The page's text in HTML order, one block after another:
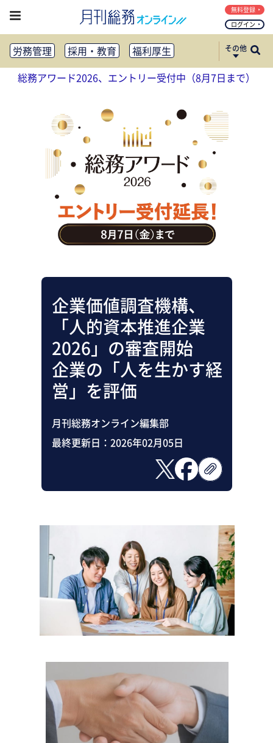
ログイン
無料登録
労務管理 採用・教育
福利厚生
健康経営
働き方改革
法務・コンプライアンス
リスクマネジメント・BCP
社外・社内広報
社外・社内コミュニケーション活性化
FM・オフィス移転
CSR・SDGs
テクノロジー活用・DX
助成金・補助金・コスト削減
アウトソーシング・BPO
調査・レポート
その他
総務アワード2026、エントリー受付中（8月7日まで）
企業価値調査機構、
「人的資本推進企業
2026」の審査開始
企業の「人を生かす経
営」を評価
月刊総務オンライン編集部
最終更新日： 2026年02月05日